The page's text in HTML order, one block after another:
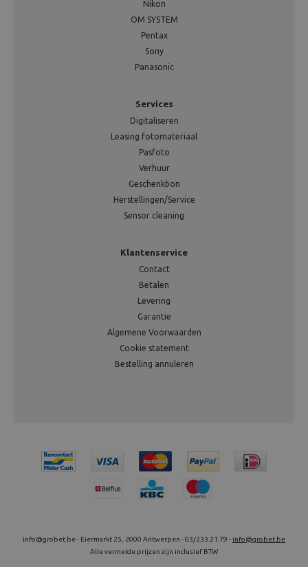
Nikon
OM SYSTEM
Pentax
Sony
Panasonic
Services
Digitaliseren
Leasing fotomateriaal
Pasfoto
Verhuur
Geschenkbon
Herstellingen/Service
Sensor cleaning
Klantenservice
Contact
Betalen
Levering
Garantie
Algemene Voorwaarden
Cookie statement
Bestelling annuleren
info@grobet.be - Eiermarkt 25, 2000 Antwerpen - 03/233.21.79 - info@grobet.be
Alle vermelde prijzen zijn inclusief BTW